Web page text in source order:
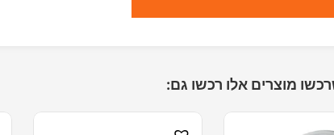
מוצרים אלו רכשו גם: